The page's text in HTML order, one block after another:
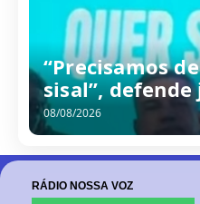
2
0
2
6
RÁDIO NOSSA VOZ